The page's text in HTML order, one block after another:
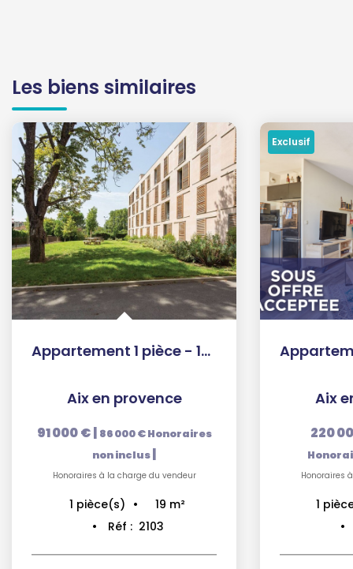
Les biens similaires
Appartement 1 pièce - 19 m²
Aix en provence
91 000 €| 86 000 € Honoraires
non inclus|
Honoraires à la charge du vendeur
1 pièce(s) 19 m²
Réf : 2103
Exclusif
Aix
220
Honoraires
1